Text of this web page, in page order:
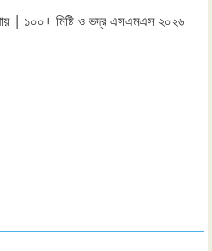
| ১০০+ মিষ্টি ও ভদ্র এসএমএস ২০২৬